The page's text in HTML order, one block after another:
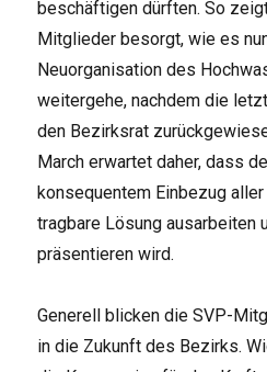
beschäftigen dürften. So
Mitglieder besorgt, wie es
Neuorganisation des
weitergehe, nachdem die
den Bezirksrat
March erwartet daher, dass
konsequentem Einbezug
tragbare Lösung ausarbeiten
präsentieren wird.
Generell blicken die SVP-
in die Zukunft des Bezirks.